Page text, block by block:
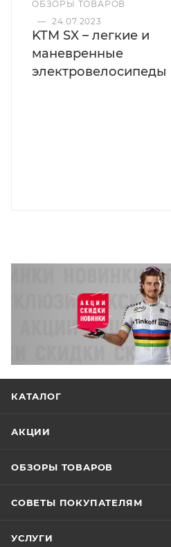
ОБЗОРЫ ТОВАРОВ
— 24.07.2023
KTM SX – легкие и
маневренные
электровелосипеды
КАТАЛОГ
АКЦИИ
ОБЗОРЫ ТОВАРОВ
СОВЕТЫ ПОКУПАТЕЛЯМ
УСЛУГИ